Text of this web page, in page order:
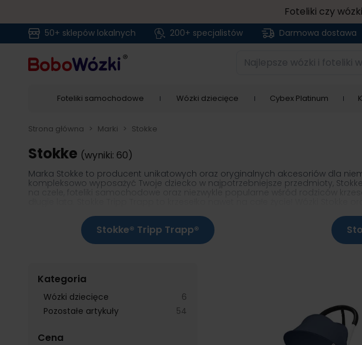
Foteliki czy
50+ sklepów lokalnych 200+ specjalistów Darmowa dostawa
Najlepsze wózki i foteliki w
Foteliki samochodowe Wózki dziecięce Cybex Platinum
Strona główna > Marki > Stokke
Stokke (wyniki: 60)
Marka Stokke to producent unikatowych oraz oryginalnych akcesoriów dla
kompleksowo wyposażyć Twoje dziecko w najpotrzebniejsze przedmioty,
na czele, foteliki samochodowe oraz niezwykle popularne wśród rodziców
Stokke® Tripp Trapp®
Kategoria
Wózki dziecięce 6
Pozostałe artykuły
54
Cena